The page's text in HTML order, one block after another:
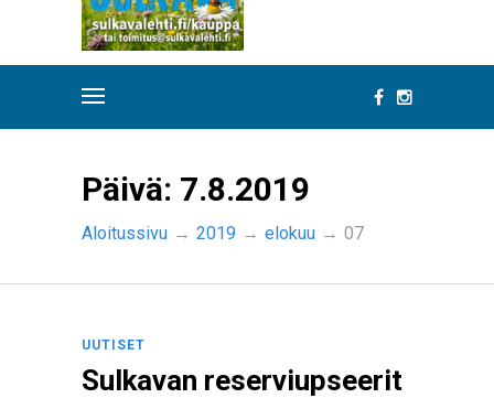
Päivä: 7.8.2019
Aloitussivu → 2019 → elokuu → 07
UUTISET
Sulkavan reserviupseerit